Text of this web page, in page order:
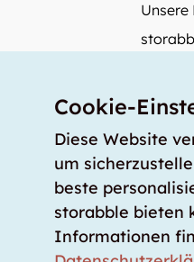
Unsere
Mehr über storabble
Medienbeiträge
Wie gross muss ein
Was kostet ein
Für Lageranbieter
Cookie-
Diese Website
um
beste
storabble bieten
Informationen